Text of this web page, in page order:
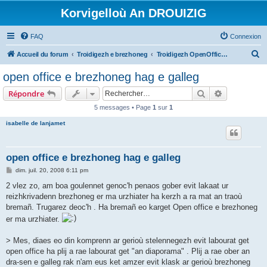
Korvigelloù An DROUIZIG
FAQ Connexion
Accueil du forum Troidigezh e brezhoneg Troidigezh OpenOffice.org e brezhoneg (1.1.x, 2.x ha 3.x)
open office e brezhoneg hag e galleg
Répondre Rechercher
5 messages • Page 1 sur 1
isabelle de lanjamet
open office e brezhoneg hag e galleg
M
s
a
g
dim. juil. 20, 2008 6:11 pm
2 vlez zo, am boa goulennet genoc'h penaos gober evit lakaat ur
reizhkrivadenn brezhoneg er ma urzhiater ha kerzh a ra mat an traoù
bremañ. Trugarez deoc'h . Ha bremañ eo karget Open office e brezhoneg
er ma urzhiater.
> Mes, diaes eo din komprenn ar gerioù stelennegezh evit labourat get
open office ha plij a rae labourat get "an diaporama" . Plij a rae ober an
dra-sen e galleg rak n'am eus ket amzer evit klask ar gerioù brezhoneg